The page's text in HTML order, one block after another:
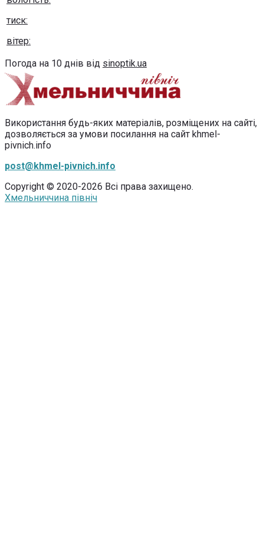
тиск:
вітер:
Погода на 10 днів від sinoptik.ua
Використання будь-яких матеріалів, розміщених на сайті,
дозволяється за умови посилання на сайт khmel-
pivnich.info
post@khmel-pivnich.info
Copyright © 2020-2026 Всі права захищено.
Хмельниччина північ